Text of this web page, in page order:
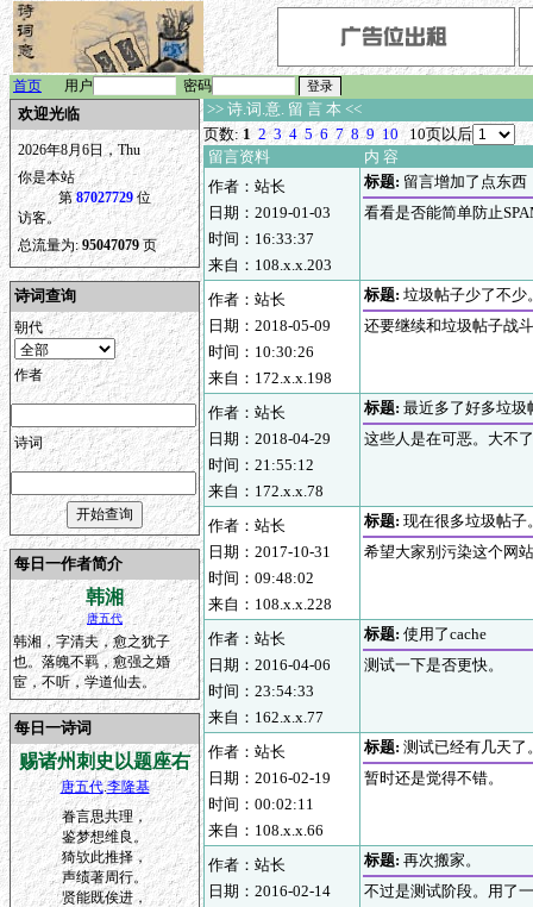
首页 用户 密码
欢迎光临
2026年8月6日，Thu
你是本站
第87027729位
访客。
总流量为:95047079 页
诗词查询
朝代
作者
诗词
每日一作者简介
韩湘
唐五代
韩湘，字清夫，愈之犹子
也。落魄不羁，愈强之婚
宦，不听，学道仙去。
每日一诗词
赐诸州刺史以题座右
唐五代.李隆基
眷言思共理，
鉴梦想维良。
猗欤此推择，
声绩著周行。
贤能既俟进，
>> 诗.词.意. 留 言 本 <<
页数:1 2 3 4 5 6 7 8 9 10 10页以后
留言资料
内 容
作者：站长
日期：2019-01-03
时间：16:33:37
来自：108.x.x.203
标题: 留言增加了点东西
看看是否能简单防止
作者：站长
日期：2018-05-09
时间：10:30:26
来自：172.x.x.198
标题: 垃圾帖子少了不少
还要继续和垃圾帖子战
作者：站长
日期：2018-04-29
时间：21:55:12
来自：172.x.x.78
标题: 最近多了好多垃圾
这些人是在可恶。大不
作者：站长
日期：2017-10-31
时间：09:48:02
来自：108.x.x.228
标题: 现在很多垃圾帖子
希望大家别污染这个网
作者：站长
日期：2016-04-06
时间：23:54:33
来自：162.x.x.77
标题: 使用了cache
测试一下是否更快。
作者：站长
日期：2016-02-19
时间：00:02:11
来自：108.x.x.66
标题: 测试已经有几天了
暂时还是觉得不错。
作者：站长
日期：2016-02-14
标题: 再次搬家。
不过是测试阶段。用了